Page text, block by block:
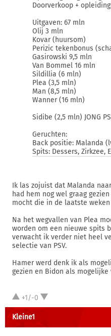
Doorverkoop +
Uitgaven: 67 mln
Olij 3 mln
Kovar (huursom)
Perizic tekenbonus
Gasirowski 9,5 mln
Van Bommel 16 mln
Sildillia (6 mln)
Plea (3,5 mln)
Man (8,5 mln)
Wanner (16 mln)
Sidibe (2,5 mln) JONG
Geruchten:
Back positie: Malanda
Spits: Dessers, Zirkzee,
Ik las zojuist dat Malanda
had hem nog wel graag
mocht die in de laatste
Na het wegvallen van Plea
worden om een nieuwe spits
verwacht ik verder niet heel
selectie van PSV.
Hamer werd denk ik als
gezien en Bidon als mogelijke
+1/-0
Kleine1